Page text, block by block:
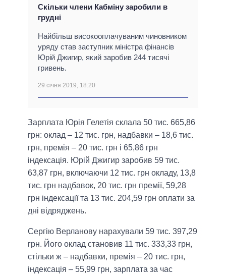
Скільки члени Кабміну заробили в
грудні
Найбільш високооплачуваним чиновником
уряду став заступник міністра фінансів
Юрій Джигир, який заробив 244 тисячі
гривень.
29 січня 2019, 18:20
Зарплата Юрія Гелетія склала 50 тис. 665,86
грн: оклад – 12 тис. грн, надбавки – 18,6 тис.
грн, премія – 20 тис. грн і 65,86 грн
індексація. Юрій Джигир заробив 59 тис.
63,87 грн, включаючи 12 тис. грн окладу, 13,8
тис. грн надбавок, 20 тис. грн премії, 59,28
грн індексації та 13 тис. 204,59 грн оплати за
дні відряджень.
Сергію Верланову нарахували 59 тис. 397,29
грн. Його оклад становив 11 тис. 333,33 грн,
стільки ж – надбавки, премія – 20 тис. грн,
індексація – 55,99 грн, зарплата за час